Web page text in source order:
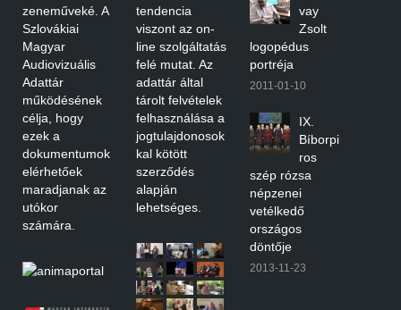
zeneműveké. A
Szlovákiai
Magyar
Audiovizuális
Adattár
működésének
célja, hogy
ezek a
dokumentumok
elérhetőek
maradjanak az
utókor
számára.
tendencia
viszont az on-
line szolgáltatás
felé mutat. Az
adattár által
tárolt felvételek
felhasználása a
jogtulajdonosok
kal kötött
szerződés
alapján
lehetséges.
vay
Zsolt
logopédus
portréja
2011-01-10
IX.
Bíborpi
ros
szép rózsa
népzenei
vetélkedő
országos
döntője
2013-11-23